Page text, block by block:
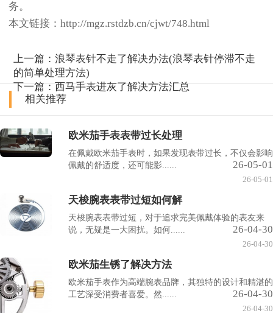
务。
本文链接：http://mgz.rstdzb.cn/cjwt/748.html
上一篇：浪琴表针不走了解决办法(浪琴表针停滞不走
的简单处理方法)
下一篇：西马手表进灰了解决方法汇总
相关推荐
欧米茄手表表带过长处理
在佩戴欧米茄手表时，如果发现表带过长，不仅会影响
佩戴的舒适度，还可能影......
26-05-01
26-05-01
天梭腕表表带过短如何解
天梭腕表表带过短，对于追求完美佩戴体验的表友来
说，无疑是一大困扰。如何......
26-04-30
26-04-30
欧米茄生锈了解决方法
欧米茄手表作为高端腕表品牌，其独特的设计和精湛的
工艺深受消费者喜爱。然......
26-04-30
26-04-30